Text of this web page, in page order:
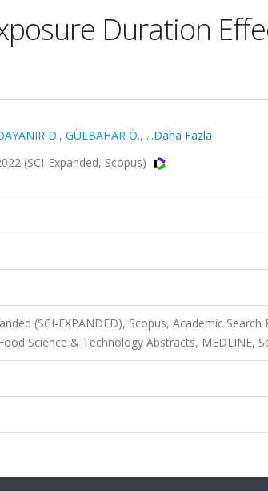
Duration
D., GÜLBAHAR Ö., ...Daha Fazla
(SCI-Expanded, Scopus)
(SCI-EXPANDED), Scopus, Academic Search
Science & Technology Abstracts, MEDLINE,